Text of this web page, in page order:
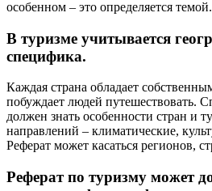
особенном – это определяется темой.
В туризме учитывается
специфика.
Каждая страна обладает
побуждает людей путешествовать.
должен знать особенности стран и
направлений – климатические,
Реферат может касаться регионов,
Реферат по туризму может